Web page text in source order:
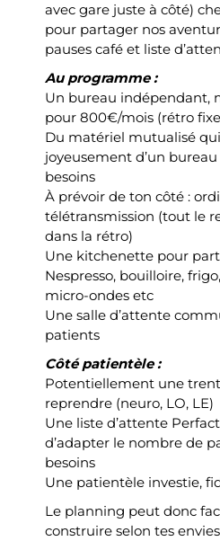
avec gare juste à côté)
pour partager nos
pauses café et liste
Au programme :
Un bureau indépendant,
pour 800€/mois (rétro
Du matériel mutualisé
joyeusement d’un bureau
besoins
À prévoir de ton côté :
télétransmission (tout le
dans la rétro)
Une kitchenette pour
Nespresso, bouilloire,
micro-ondes etc
Une salle d’attente
patients
Côté patientèle :
Potentiellement une
reprendre (neuro, LO, LE)
Une liste d’attente
d’adapter le nombre de
besoins
Une patientèle investie,
Le planning peut donc
construire selon tes